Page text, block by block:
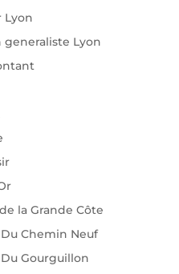
Lyon
Lyon
la Grande Côte
Chemin Neuf
Gourguillon